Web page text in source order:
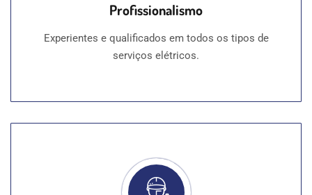
Profissionalismo
Experientes e qualificados em todos os tipos de
serviços elétricos.